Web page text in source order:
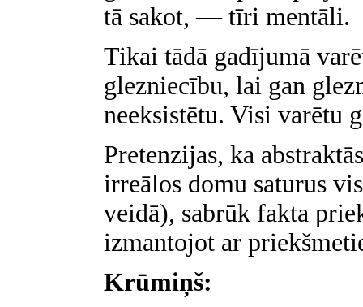
tā sakot, — tīri mentāli.
Tikai tādā gadījumā
glezniecību, lai gan
neeksistētu. Visi varētu
Pretenzijas, ka
irreālos domu saturus
veidā), sabrūk fakta
izmantojot ar
Krūmiņš: